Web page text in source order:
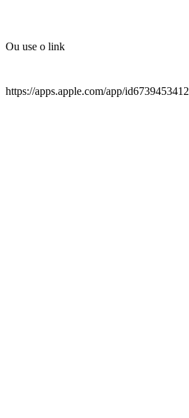
Ou use o link
https://apps.apple.com/app/id6739453412